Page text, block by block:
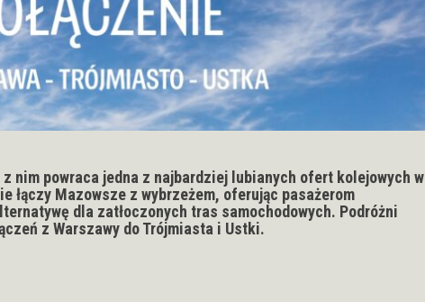
nim powraca jedna z najbardziej lubianych ofert kolejowych w
łączy Mazowsze z wybrzeżem, oferując pasażerom
dla zatłoczonych tras samochodowych. Podróżni
z Warszawy do Trójmiasta i Ustki.